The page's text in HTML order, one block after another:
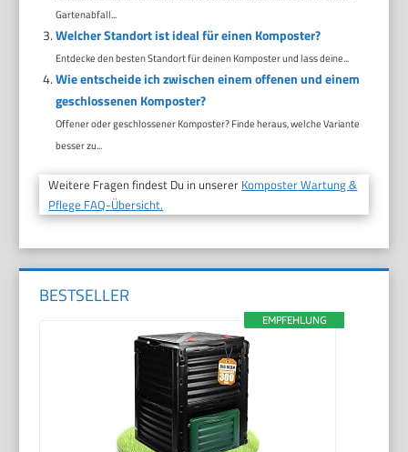
Gartenabfall...
Welcher Standort ist ideal für einen Komposter?
Entdecke den besten Standort für deinen Komposter und lass deine...
Wie entscheide ich zwischen einem offenen und einem
geschlossenen Komposter?
Offener oder geschlossener Komposter? Finde heraus, welche Variante
besser zu...
Weitere Fragen findest Du in unserer Komposter Wartung &
Pflege FAQ-Übersicht.
BESTSELLER
EMPFEHLUNG